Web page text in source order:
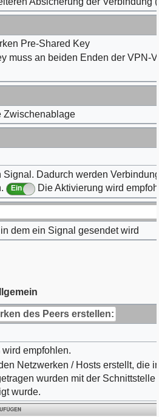
Pre-Shared Key
muss an beiden Enden der VPN-
Zwischenablage
Dadurch werden
Ein Die Aktivierung wird
dem ein Signal gesendet wird
des Peers erstellen:
wird empfohlen.
Netzwerken / Hosts erstellt, die
wurden mit der Schnittstelle
wurde.